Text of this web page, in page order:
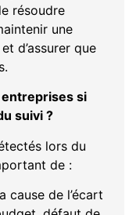
résoudre
une
d’assurer que
si
suivi ?
lors du
de :
cause de l’écart